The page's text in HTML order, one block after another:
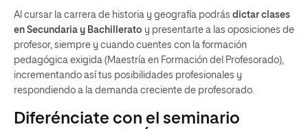
Al cursar la carrera de historia y geografía podrás dictar clases
en Secundaria y Bachillerato y presentarte a las oposiciones de
profesor, siempre y cuando cuentes con la formación
pedagógica exigida (Maestría en Formación del Profesorado),
incrementando así tus posibilidades profesionales y
respondiendo a la demanda creciente de profesorado.
Diferénciate con el seminario